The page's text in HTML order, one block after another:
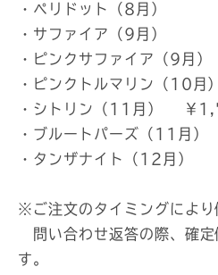
・ペリドット（8
・サファイア（9
・ピンクサファイア
・ピンクトルマリン（
・シトリン（11月） ￥
・ブルートパーズ（
・タンザナイト（12
※ご注文のタイミングにより
問い合わせ返答の際、確定
す。